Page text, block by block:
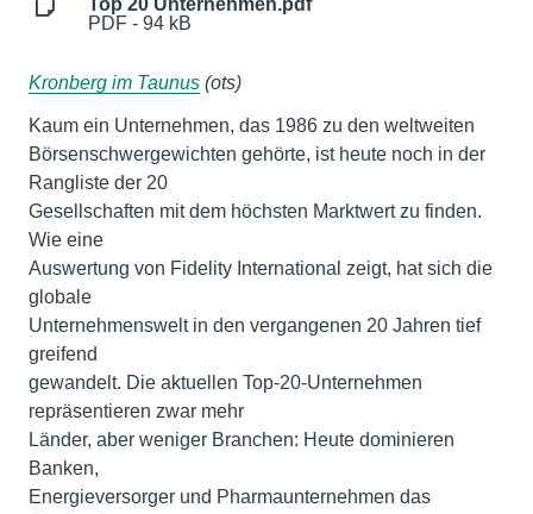
Top 20 Unternehmen.pdf
PDF - 94 kB
Kronberg im Taunus (ots)
Kaum ein Unternehmen, das 1986 zu den weltweiten
Börsenschwergewichten gehörte, ist heute noch in der
Rangliste der 20
Gesellschaften mit dem höchsten Marktwert zu finden.
Wie eine
Auswertung von Fidelity International zeigt, hat sich die
globale
Unternehmenswelt in den vergangenen 20 Jahren tief
greifend
gewandelt. Die aktuellen Top-20-Unternehmen
repräsentieren zwar mehr
Länder, aber weniger Branchen: Heute dominieren
Banken,
Energieversorger und Pharmaunternehmen das